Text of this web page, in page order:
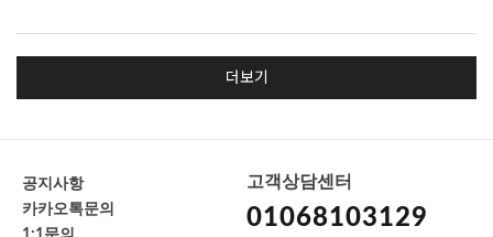
더보기
공지사항
카카오톡문의
고객상담센터
01068103129